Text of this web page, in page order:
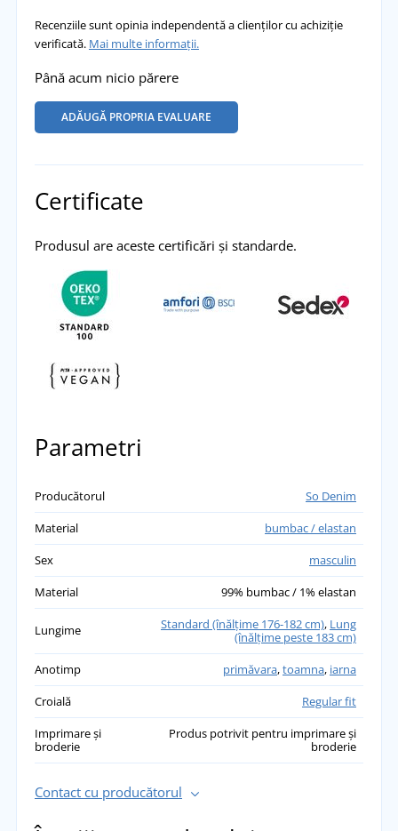
Recenziile sunt opinia independentă a clienților cu achiziție
verificată. Mai multe informații.
Până acum nicio părere
ADĂUGĂ PROPRIA EVALUARE
Certificate
Produsul are aceste certificări și standarde.
Parametri
Producătorul
So Denim
Material
bumbac / elastan
Sex
masculin
Material
99% bumbac / 1% elastan
Lungime Standard (înălţime 176-182 cm), Lung
(înălțime peste 183 cm)
Anotimp
primăvara,toamna, iarna
Croială
Regular fit
Imprimare și
broderie
Produs potrivit pentru imprimare și
broderie
Contact cu producătorul